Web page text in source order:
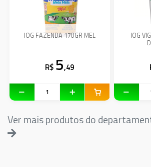
IOG FAZENDA 170GR MEL
R$ 5,49
IOG
Ver mais produtos do